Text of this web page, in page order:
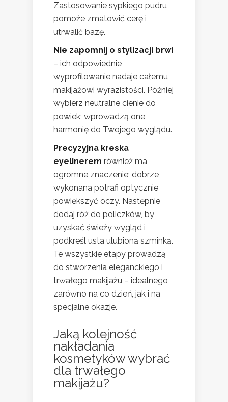
Zastosowanie sypkiego pudru
pomoże zmatowić cerę i
utrwalić bazę.
Nie zapomnij o stylizacji brwi
– ich odpowiednie
wyprofilowanie nadaje całemu
makijażowi wyrazistości. Później
wybierz neutralne cienie do
powiek; wprowadzą one
harmonię do Twojego wyglądu.
Precyzyjna kreska
eyelinerem również ma
ogromne znaczenie; dobrze
wykonana potrafi optycznie
powiększyć oczy. Następnie
dodaj róż do policzków, by
uzyskać świeży wygląd i
podkreśl usta ulubioną szminką.
Te wszystkie etapy prowadzą
do stworzenia eleganckiego i
trwałego makijażu – idealnego
zarówno na co dzień, jak i na
specjalne okazje.
Jaką kolejność
nakładania
kosmetyków wybrać
dla trwałego
makijażu?